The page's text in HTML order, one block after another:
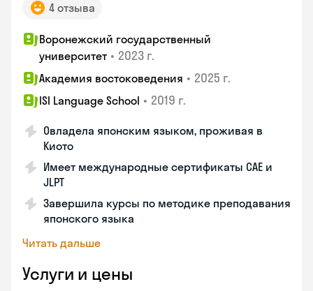
4 отзыва
Воронежский государственный
университет • 2023 г.
Академия востоковедения • 2025 г.
ISI Language School • 2019 г.
Овладела японским языком, проживая в
Киото
Имеет международные сертификаты CAE и
JLPT
Завершила курсы по методике преподавания
японского языка
Читать дальше
Услуги и цены